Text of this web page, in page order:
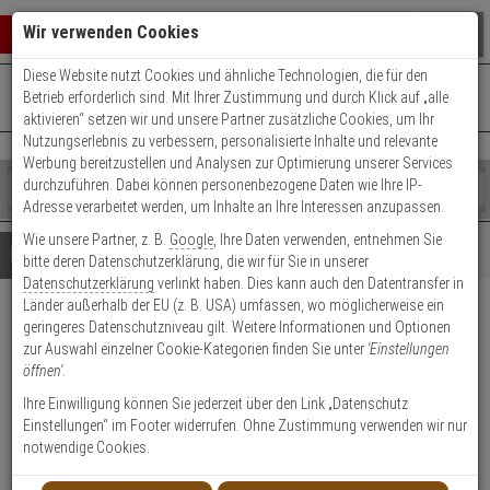
Warenkorb schließen
0 ARTIKEL IM WARENKORB
Ihr Warenkorb ist momentan leer.
Ergebnisse ()
Fertig
Shop
durchsuchen
Bitte
geben
Sie
mindestens
Zeichen
ein,
um
Suche
Es
wurde
noch
Kategorien
Suche
gestartet
+49 (0)821 899 493-0Mo. - Do.: 8:00 - 16:30 | Fr.: 8:00 - 14:00 Uhr
Kontaktservice nutzen
Details Beratung
Abus Bravus.2500 MX
Doppelzyl. 40/40 3 Schl ProCap
Produktmerkmale
Zylinder messen
Wir verwenden Cookies
Diese Website nutzt Cookies und ähnliche Technologien, die für den
Betrieb erforderlich sind. Mit Ihrer Zustimmung und durch Klick auf „alle
aktivieren“ setzen wir und unsere Partner zusätzliche Cookies, um Ihr
Nutzungserlebnis zu verbessern, personalisierte Inhalte und relevante
Werbung bereitzustellen und Analysen zur Optimierung unserer Services
durchzuführen. Dabei können personenbezogene Daten wie Ihre IP-
Adresse verarbeitet werden, um Inhalte an Ihre Interessen anzupassen.
Wie unsere Partner, z. B. Google , Ihre Daten verwenden, entnehmen Sie
bitte deren Datenschutzerklärung, die wir für Sie in unserer
Datenschutzerklärung verlinkt haben. Dies kann auch den Datentransfer in
Länder außerhalb der EU (z. B. USA) umfassen, wo möglicherweise ein
geringeres Datenschutzniveau gilt. Weitere Informationen und Optionen
zur Auswahl einzelner Cookie-Kategorien finden Sie unter 'Einstellungen
öffnen'.
Ihre Einwilligung können Sie jederzeit über den Link „Datenschutz
Einstellungen“ im Footer widerrufen. Ohne Zustimmung verwenden wir nur
notwendige Cookies.